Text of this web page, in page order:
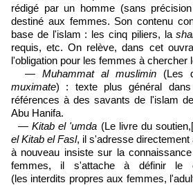
rédigé par un homme (sans
destiné aux femmes. Son contenu
base de l'islam : les cinq piliers, la
requis, etc. On relève, dans cet
l'obligation pour les femmes à chercher
— Muhammat al muslimin (Les
muximate) : texte plus général
références à des savants de l'islam
Abu Hanifa.
—Kitab el 'umda (Le livre du soutien,
el Kitab el Fasl, il s'adresse
à nouveau insiste sur la
femmes, il s'attache à définir le
(les interdits propres aux femmes,